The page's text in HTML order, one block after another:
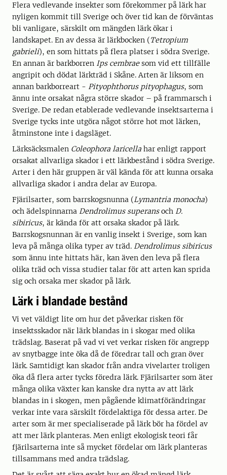
Flera vedlevande insekter som förekommer på lärk har
nyligen kommit till Sverige och över tid kan de förväntas
bli vanligare, särskilt om mängden lärk ökar i
landskapet. En av dessa är lärkbocken (Tetropium
gabrieli), en som hittats på flera platser i södra Sverige.
En annan är barkborren Ips cembraesom vid ett tillfälle
angripit och dödat lärkträd i Skåne. Arten är liksom en
annan barkborreart - Pityophthorus pityophagus, som
ännu inte orsakat några större skador – på frammarsch i
Sverige. De redan etablerade vedlevande insektsarterna i
Sverige tycks inte utgöra något större hot mot lärken,
åtminstone inte i dagsläget.
Lärksäcksmalen Coleophora laricella har enligt rapport
orsakat allvarliga skador i ett lärkbestånd i södra Sverige.
Arter i den här gruppen är väl kända för att kunna orsaka
allvarliga skador i andra delar av Europa.
Fjärilsarter, som barrskogsnunna (Lymantria monocha)
och ädelspinnarna Dendrolimus superansoch D.
sibiricus, är kända för att orsaka skador på lärk.
Barrskogsnunnan är en vanlig insekt i Sverige, som kan
leva på många olika typer av träd. Dendrolimus sibiricus
som ännu inte hittats här, kan även den leva på flera
olika träd och vissa studier talar för att arten kan sprida
sig och orsaka mer skador på lärk.
Lärk i blandade bestånd
Vi vet väldigt lite om hur det påverkar risken för
insektsskador när lärk blandas in i skogar med olika
trädslag. Baserat på vad vi vet verkar risken för angrepp
av snytbagge inte öka då de föredrar tall och gran över
lärk. Samtidigt kan skador från andra vivelarter troligen
öka då flera arter tycks föredra lärk. Fjärilsarter som äter
många olika växter kan kanske dra nytta av att lärk
blandas in i skogen, men pågående klimatförändringar
verkar inte vara särskilt fördelaktiga för dessa arter. De
arter som är mer specialiserade på lärk bör ha fördel av
att mer lärk planteras. Men enligt ekologisk teori får
fjärilsarterna inte så mycket fördelar om lärk planteras
tillsammans med andra trädslag.